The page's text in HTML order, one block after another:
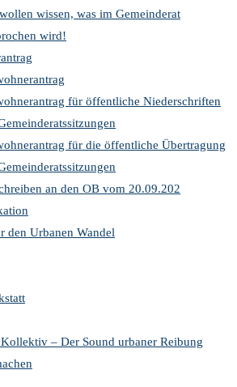
wissen, was im Gemeinderat
wird!
für öffentliche Niederschriften
für die öffentliche Übertragung
an den OB vom 20.09.202
den Urbanen Wandel
Kollektiv – Der Sound urbaner Reibung